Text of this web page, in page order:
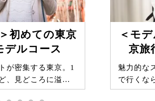
初めての東京
デルコース
が密集する東京。1
、見どころに溢…
＜モ
京旅
魅力的な
で行くな